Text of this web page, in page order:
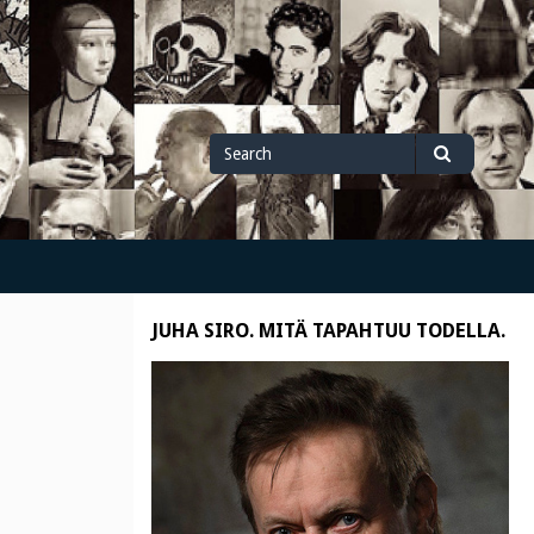
Search
for
Search
JUHA SIRO. MITÄ TAPAHTUU TODELLA.